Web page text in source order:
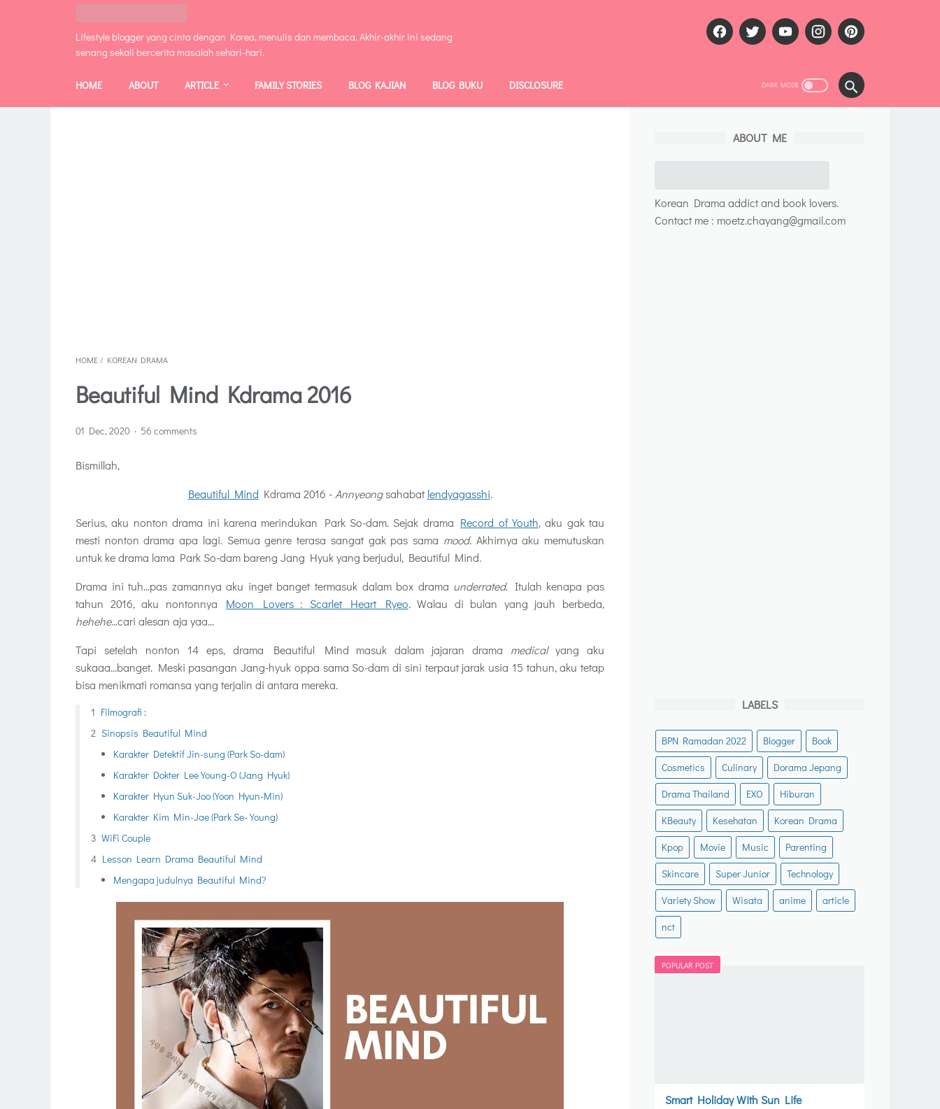
Lifestyle blogger yang cinta dengan Korea, menulis dan membaca. Akhir-akhir ini sedang
senang sekali bercerita masalah sehari-hari.
HOME ABOUT ARTICLE FAMILY STORIES BLOG KAJIAN BLOG BUKU DISCLOSURE
HOME / KOREAN DRAMA
Beautiful Mind Kdrama 2016
01 Dec, 2020 56 comments
Bismillah,
Beautiful Mind Kdrama 2016 - Annyeongsahabatlendyagasshi.
Serius, aku nonton drama ini karena merindukan Park So-dam. Sejak drama Record of Youth, aku gak tau
mesti nonton drama apa lagi. Semua genre terasa sangat gak pas sama mood. Akhirnya aku memutuskan
untuk ke drama lama Park So-dam bareng Jang Hyuk yang berjudul, Beautiful Mind.
Drama ini tuh...pas zamannya aku inget banget termasuk dalam box drama underrated. Itulah kenapa pas
tahun 2016, aku nontonnya Moon Lovers : Scarlet Heart Ryeo. Walau di bulan yang jauh berbeda,
hehehe...cari alesan aja yaa...
Tapi setelah nonton 14 eps, drama Beautiful Mind masuk dalam jajaran drama medicalyang aku
sukaaa...banget. Meski pasangan Jang-hyuk oppa sama So-dam di sini terpaut jarak usia 15 tahun, aku tetap
bisa menikmati romansa yang terjalin di antara mereka.
Filmografi :
Sinopsis Beautiful Mind
Karakter Detektif Jin-sung (Park So-dam)
Karakter Dokter Lee Young-O (Jang Hyuk)
Karakter Hyun Suk-Joo (Yoon Hyun-Min)
Karakter Kim Min-Jae (Park Se-Young)
WiFi Couple
Lesson Learn Drama Beautiful Mind
Mengapa judulnya Beautiful Mind?
ABOUT ME
Korean Drama addict and book lovers.
Contact me : moetz.chayang@gmail.com
LABELS
BPN Ramadan 2022 Blogger
Book
Cosmetics
Culinary
Dorama Jepang
Drama Thailand
EXO
Hiburan
KBeauty
Kesehatan
Korean Drama
Kpop
Movie Music
Parenting
Skincare
Super Junior
Technology
Variety Show
Wisata anime
article
nct
POPULAR POST
Smart Holiday With Sun Life